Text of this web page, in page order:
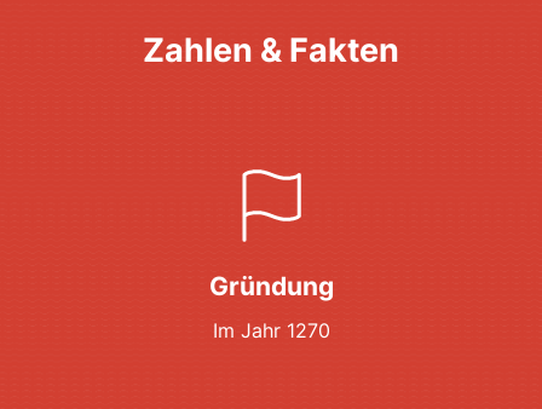
Zahlen & Fakten
Gründung
Im Jahr 1270